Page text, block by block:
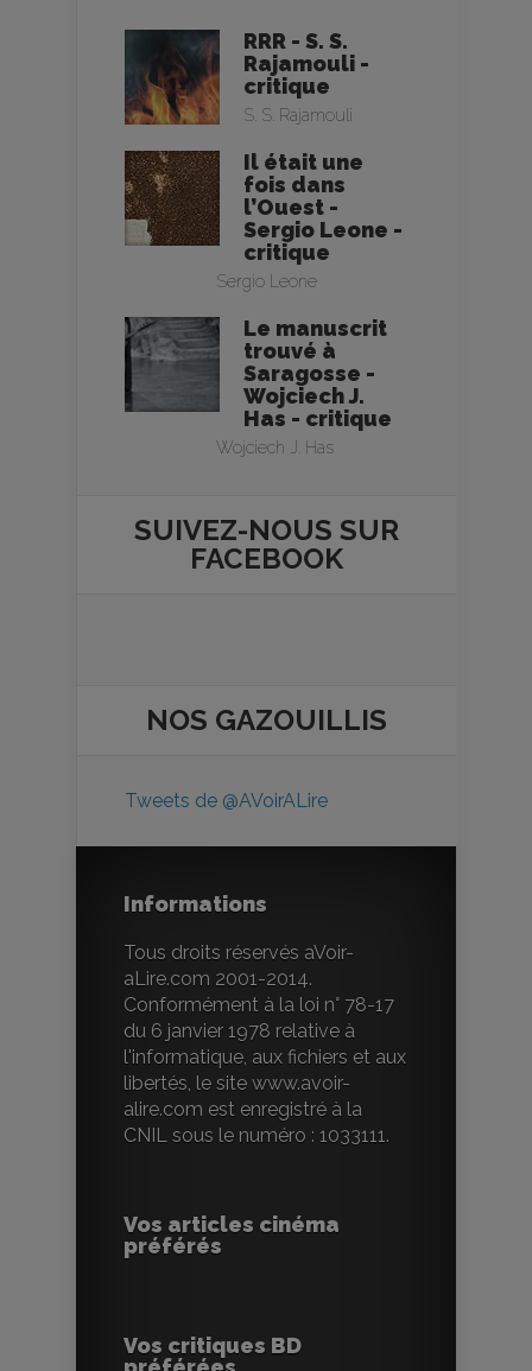
RRR - S. S.
Rajamouli -
critique
S. S. Rajamouli
Il était une
fois dans
l’Ouest -
Sergio Leone -
critique
Sergio Leone
Le manuscrit
trouvé à
Saragosse -
Wojciech J.
Has - critique
Wojciech J. Has
SUIVEZ-NOUS SUR
FACEBOOK
NOS GAZOUILLIS
Tweets de @AVoirALire
Informations
Tous droits réservés aVoir-
aLire.com 2001-2014.
Conformément à la loi n° 78-17
du 6 janvier 1978 relative à
l'informatique, aux fichiers et aux
libertés, le site www.avoir-
alire.com est enregistré à la
CNIL sous le numéro : 1033111.
Vos articles cinéma
préférés
Vos critiques BD